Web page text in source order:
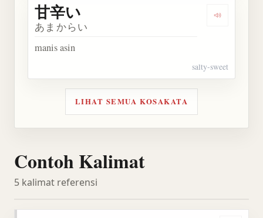
Dengarkan
甘辛い
あまからい
manis asin
salty-sweet
LIHAT SEMUA KOSAKATA
Contoh Kalimat
5 kalimat referensi